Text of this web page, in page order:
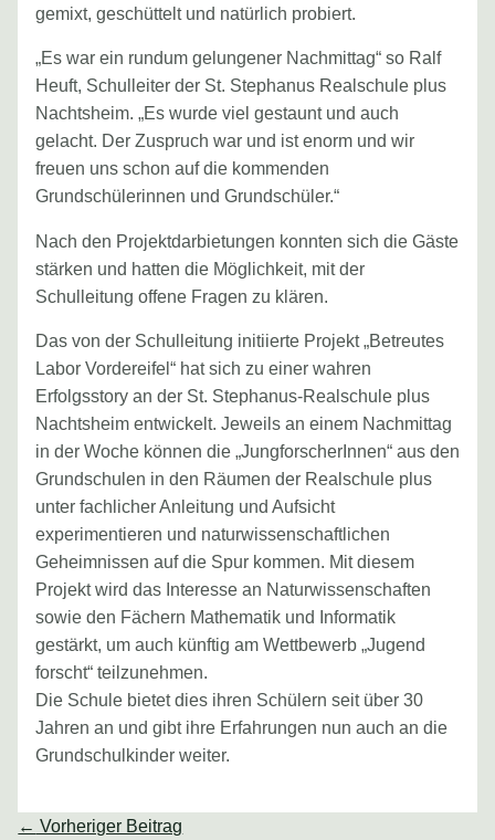
gemixt, geschüttelt und natürlich probiert.
„Es war ein rundum gelungener Nachmittag“ so Ralf
Heuft, Schulleiter der St. Stephanus Realschule plus
Nachtsheim. „Es wurde viel gestaunt und auch
gelacht. Der Zuspruch war und ist enorm und wir
freuen uns schon auf die kommenden
Grundschülerinnen und Grundschüler.“
Nach den Projektdarbietungen konnten sich die Gäste
stärken und hatten die Möglichkeit, mit der
Schulleitung offene Fragen zu klären.
Das von der Schulleitung initiierte Projekt „Betreutes
Labor Vordereifel“ hat sich zu einer wahren
Erfolgsstory an der St. Stephanus-Realschule plus
Nachtsheim entwickelt. Jeweils an einem Nachmittag
in der Woche können die „JungforscherInnen“ aus den
Grundschulen in den Räumen der Realschule plus
unter fachlicher Anleitung und Aufsicht
experimentieren und naturwissenschaftlichen
Geheimnissen auf die Spur kommen. Mit diesem
Projekt wird das Interesse an Naturwissenschaften
sowie den Fächern Mathematik und Informatik
gestärkt, um auch künftig am Wettbewerb „Jugend
forscht“ teilzunehmen.
Die Schule bietet dies ihren Schülern seit über 30
Jahren an und gibt ihre Erfahrungen nun auch an die
Grundschulkinder weiter.
← Vorheriger Beitrag